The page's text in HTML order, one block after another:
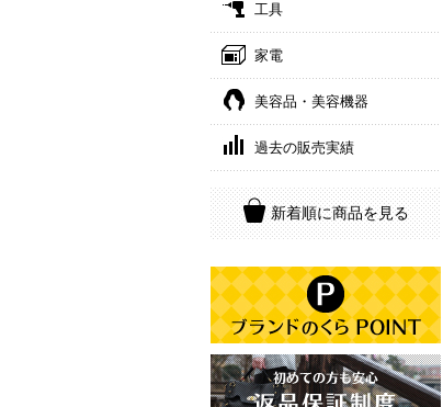
工具
家電
美容品・美容機器
過去の販売実績
新着順に商品を見る